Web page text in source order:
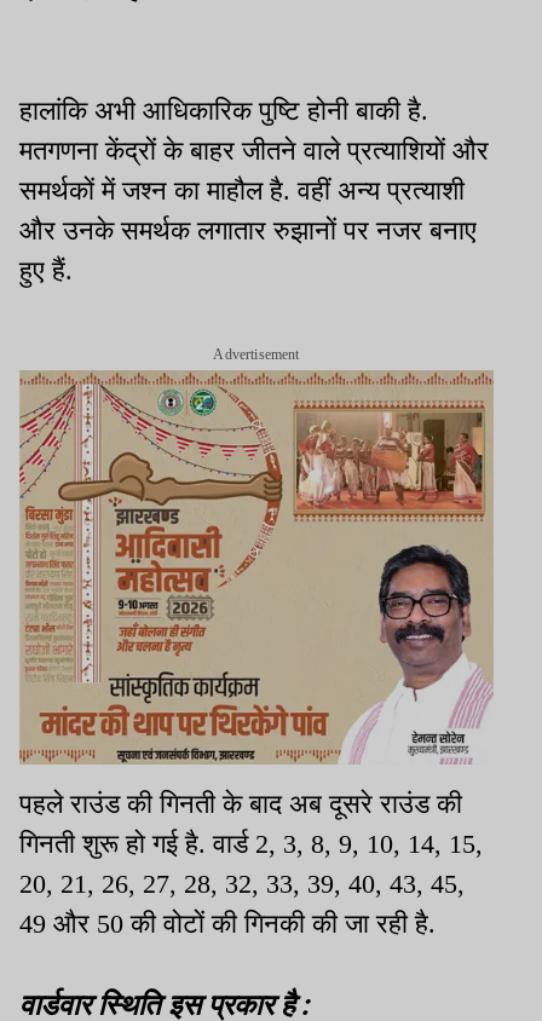
हालांकि अभी आधिकारिक पुष्टि होनी बाकी है.
मतगणना केंद्रों के बाहर जीतने वाले प्रत्याशियों और
समर्थकों में जश्न का माहौल है. वहीं अन्य प्रत्याशी
और उनके समर्थक लगातार रुझानों पर नजर बनाए
हुए हैं.
Advertisement
पहले राउंड की गिनती के बाद अब दूसरे राउंड की
गिनती शुरू हो गई है. वार्ड 2, 3, 8, 9, 10, 14, 15,
20, 21, 26, 27, 28, 32, 33, 39, 40, 43, 45,
49 और 50 की वोटों की गिनकी की जा रही है.
वार्डवार स्थिति इस प्रकार है :